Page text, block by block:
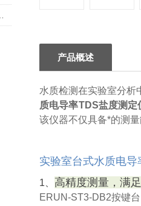
产品概述
水质检测在实验室分析
质电导率TDS盐度测定
该仪器不仅具备*的测
实验室台式水质电
1、 高精度测量，满
ERUN-ST3-DB2按键